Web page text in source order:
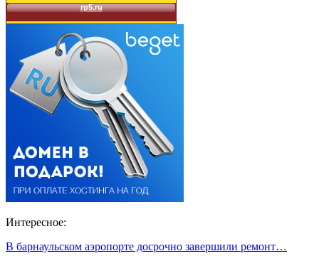
Интересное:
В барнаульском аэропорте досрочно завершили ремонт…